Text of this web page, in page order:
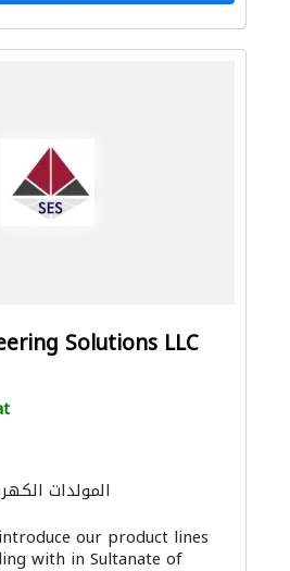
Solutions LLC
المولدات
our product lines
with in Sultanate of